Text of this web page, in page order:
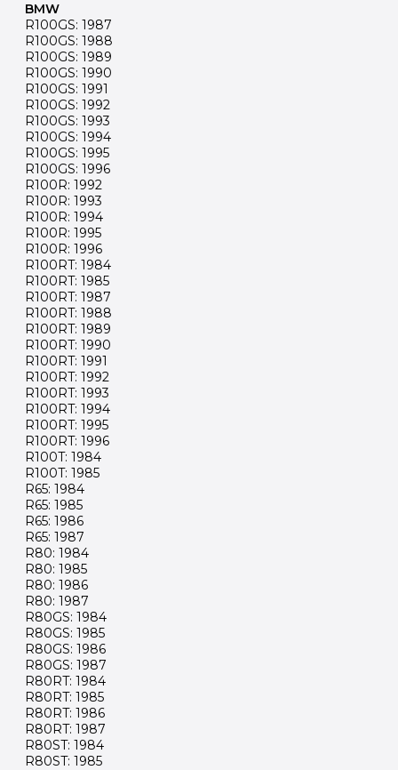
BMW
R100GS: 1987
R100GS: 1988
R100GS: 1989
R100GS: 1990
R100GS: 1991
R100GS: 1992
R100GS: 1993
R100GS: 1994
R100GS: 1995
R100GS: 1996
R100R: 1992
R100R: 1993
R100R: 1994
R100R: 1995
R100R: 1996
R100RT: 1984
R100RT: 1985
R100RT: 1987
R100RT: 1988
R100RT: 1989
R100RT: 1990
R100RT: 1991
R100RT: 1992
R100RT: 1993
R100RT: 1994
R100RT: 1995
R100RT: 1996
R100T: 1984
R100T: 1985
R65: 1984
R65: 1985
R65: 1986
R65: 1987
R80: 1984
R80: 1985
R80: 1986
R80: 1987
R80GS: 1984
R80GS: 1985
R80GS: 1986
R80GS: 1987
R80RT: 1984
R80RT: 1985
R80RT: 1986
R80RT: 1987
R80ST: 1984
R80ST: 1985